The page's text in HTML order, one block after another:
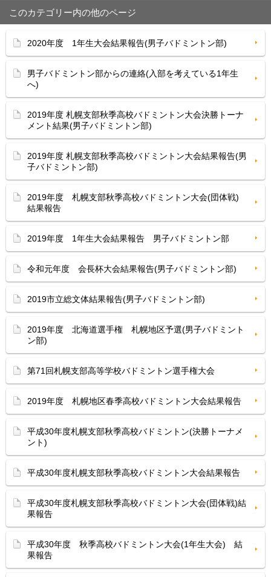
このカテゴリー内の他のページ
2020年度 1年生大会結果報告(男子バドミントン部)
男子バドミントン部からの連絡(入部を考えている1年生
へ)
2019年度 札幌支部秋季高校バドミントン大会決勝トーナ
メント結果(男子バドミントン部)
2019年度 札幌支部秋季高校バドミントン大会結果報告(男
子バドミントン部)
2019年度 札幌支部秋季高校バドミントン大会(団体戦)
結果報告
2019年度 1年生大会結果報告 男子バドミントン部
令和元年度 会長杯大会結果報告(男子バドミントン部)
2019市立総文体結果報告(男子バドミントン部)
2019年度 北海道選手権 札幌地区予選(男子バドミント
ン部)
第71回札幌支部高等学校バドミントン選手権大会
2019年度 札幌地区春季高校バドミントン大会結果報告
平成30年度札幌支部秋季高校バドミントン(決勝トーナメ
ント)
平成30年度札幌支部秋季高校バドミントン大会結果報告
平成30年度札幌支部秋季高校バドミントン大会(団体戦)結
果報告
平成30年度 秋季高校バドミントン大会(1年生大会) 結
果報告